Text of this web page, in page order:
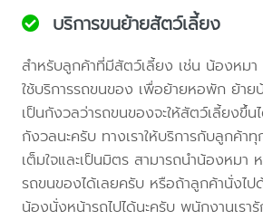
บริการขนย้ายสัตว์เลี้ยง
สำหรับลูกค้าที่มีสัตว์เลี้ยง เช่น น้องหม
ใช้บริการรถขนของ เพื่อย้ายหอพัก ย้า
เป็นกังวลว่ารถขนของจะให้สัตว์เลี้ยงขึ้น
กังวลนะครับ ทางเราให้บริการกับลูกค้า
เต็มใจและเป็นมิตร สามารถนำน้องหมา
รถขนของได้เลยครับ หรือถ้าลูกค้านั่งไป
น้องนั่งหน้ารถไปได้นะครับ พนักงานเร